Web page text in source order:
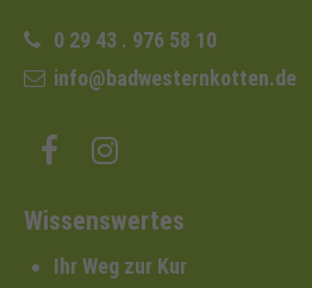
0 29 43 . 976 58 10
info@badwesternkotten.de
Wissenswertes
Ihr Weg zur Kur